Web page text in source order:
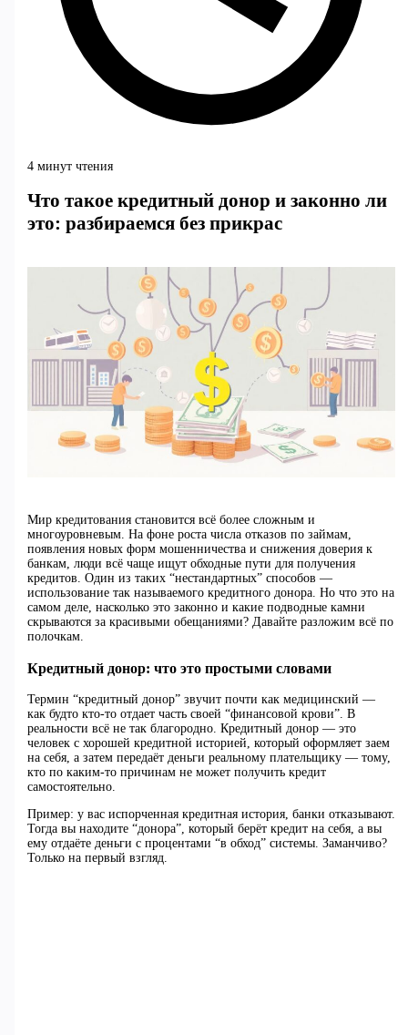
4 минут чтения
Что такое кредитный донор и законно ли
это: разбираемся без прикрас
Мир кредитования становится всё более сложным и
многоуровневым. На фоне роста числа отказов по займам,
появления новых форм мошенничества и снижения доверия к
банкам, люди всё чаще ищут обходные пути для получения
кредитов. Один из таких “нестандартных” способов —
использование так называемого кредитного донора. Но что это на
самом деле, насколько это законно и какие подводные камни
скрываются за красивыми обещаниями? Давайте разложим всё по
полочкам.
Кредитный донор: что это простыми словами
Термин “кредитный донор” звучит почти как медицинский —
как будто кто-то отдает часть своей “финансовой крови”. В
реальности всё не так благородно. Кредитный донор — это
человек с хорошей кредитной историей, который оформляет заем
на себя, а затем передаёт деньги реальному плательщику — тому,
кто по каким-то причинам не может получить кредит
самостоятельно.
Пример: у вас испорченная кредитная история, банки отказывают.
Тогда вы находите “донора”, который берёт кредит на себя, а вы
ему отдаёте деньги с процентами “в обход” системы. Заманчиво?
Только на первый взгляд.